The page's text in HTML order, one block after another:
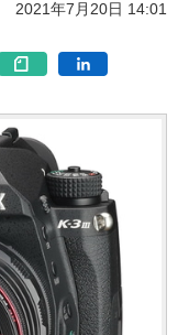
2021年7月20日 14:01